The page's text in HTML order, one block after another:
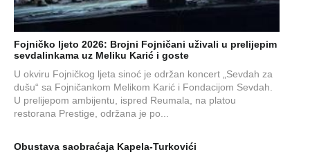
Fojničko ljeto 2026: Brojni Fojničani uživali u prelijepim
sevdalinkama uz Meliku Karić i goste
U okviru Fojničkog ljeta sinoć je održan koncert „Sevdah za
dušu“ sa Fojničankom Melikom Karić i Fondacijom Sevdah.
U prelijepom ambijentu, ispred Reumala, na platou
restorana Prestige, održana je po...
Obustava saobraćaja Kapela-Turkovići